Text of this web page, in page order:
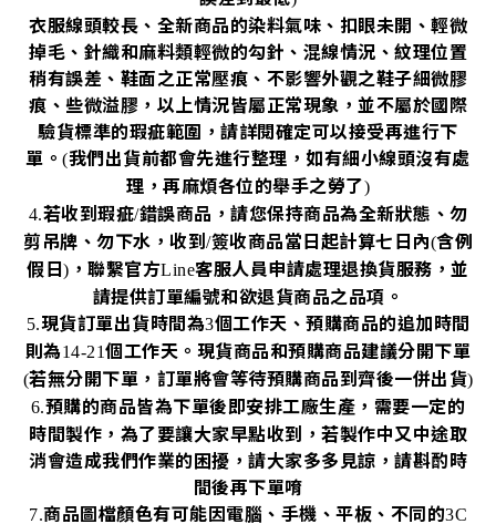
衣服線頭較長、全新商品的染料氣味、扣眼未開、輕微
掉毛、針織和麻料類輕微的勾針、混線情況、紋理位置
稍有誤差、鞋面之正常壓痕、不影響外觀之鞋子細微膠
痕、些微溢膠，以上情況皆屬正常現象，並不屬於國際
驗貨標準的瑕疵範圍，請詳閱確定可以接受再進行下
單。(我們出貨前都會先進行整理，如有細小線頭沒有處
理，再麻煩各位的舉手之勞了)
4.若收到瑕疵/錯誤商品，請您保持商品為全新狀態、勿
剪吊牌、勿下水，收到 /簽收商品當日起計算七日內(含例
假日) ，聯繫官方Line客服人員申請處理退換貨服務，並
請提供訂單編號和欲退貨商品之品項。
5.現貨訂單出貨時間為3個工作天、預購商品的追加時間
則為14-21個工作天。現貨商品和預購商品建議分開下單
(若無分開下單，訂單將會等待預購商品到齊後一併出貨)
6.預購的商品皆為下單後即安排工廠生產，需要一定的
時間製作，為了要讓大家早點收到，若製作中又中途取
消會造成我們作業的困擾，請大家多多見諒，請斟酌時
間後再下單唷
7.商品圖檔顏色有可能因電腦、手機、平板、不同的3C